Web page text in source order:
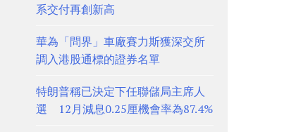
系交付再創新高
華為「問界」車廠賽力斯獲深交所
調入港股通標的證券名單
特朗普稱已決定下任聯儲局主席人
選 12月減息0.25厘機會率為87.4%